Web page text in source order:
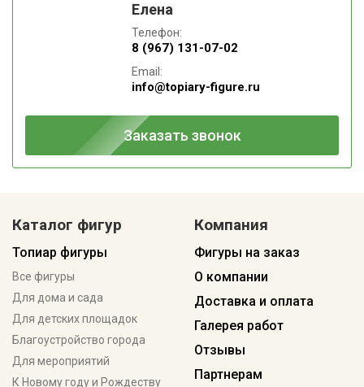
Елена
Телефон:
8 (967) 131-07-02
Email:
info@topiary-figure.ru
Заказать звонок
Каталог фигур
Топиар фигуры
Все фигуры
Для дома и сада
Для детских площадок
Благоустройство города
Для мероприятий
К Новому году и Рождеству
Компания
Фигуры на заказ
О компании
Доставка и оплата
Галерея работ
Отзывы
Партнерам